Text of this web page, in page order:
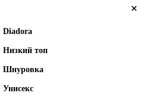
Diadora
Низкий топ
Шнуровка
Унисекс